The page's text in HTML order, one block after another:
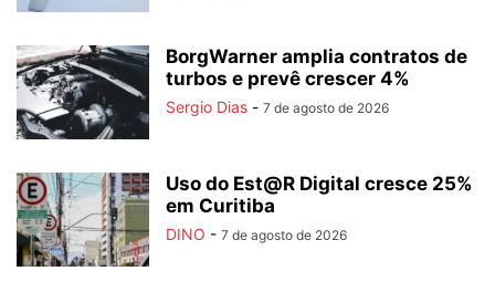
BorgWarner amplia contratos de
turbos e prevê crescer 4%
Sergio Dias - 7 de agosto de 2026
Uso do Est@R Digital cresce 25%
em Curitiba
DINO - 7 de agosto de 2026